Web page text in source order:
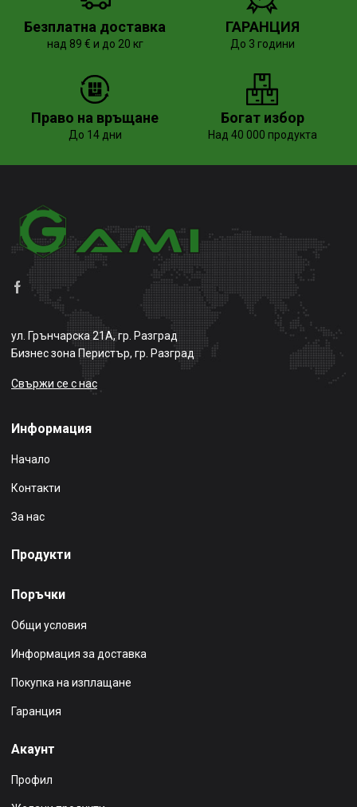
Безплатна доставка
над 89 € и до 20 кг
ГАРАНЦИЯ
До 3 години
Право на връщане
До 14 дни
Богат избор
Над 40 000 продукта
ул. Грънчарска 21А, гр. Разград
Бизнес зона Перистър, гр. Разград
Свържи се с нас
Информация
Начало
Контакти
За нас
Продукти
Поръчки
Общи условия
Информация за доставка
Покупка на изплащане
Гаранция
Акаунт
Профил